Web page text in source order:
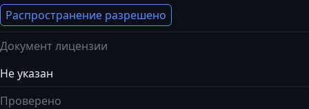
Распространение разрешено
Документ лицензии
Не указан
Проверено